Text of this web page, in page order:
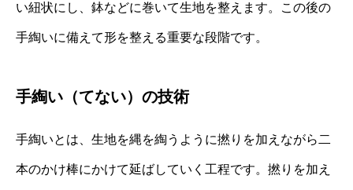
い紐状にし、鉢などに巻いて生地を整えます。この後の
手綯いに備えて形を整える重要な段階です。
手綯い（てない）の技術
手綯いとは、生地を縄を綯うように撚りを加えながら二
本のかけ棒にかけて延ばしていく工程です。撚りを加え